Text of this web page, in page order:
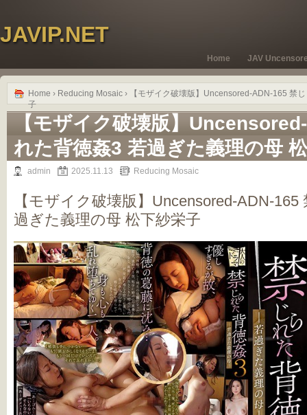
JAVIP.NET
JAV
Home
Home › Reducing Mosaic › 【モザイク破壊版】Uncensored-ADN-165 禁
子
【モザイク破壊版】
れた背徳姦3 若過ぎた義理の母
admin 2025.11.13 Reducing Mosaic
【モザイク破壊版】Uncensored-ADN-
過ぎた義理の母 松下紗栄子